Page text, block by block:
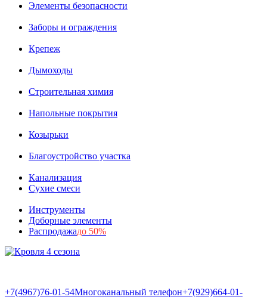
Элементы безопасности
Заборы и ограждения
Крепеж
Дымоходы
Строительная химия
Напольные покрытия
Козырьки
Благоустройство участка
Канализация
Сухие смеси
Инструменты
Доборные элементы
Распродажадо 50%
+7(4967)76-01-54Многоканальный телефон+7(929)664-01-